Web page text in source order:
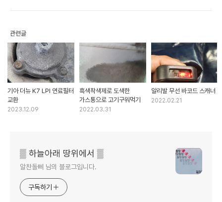
관련글
기아 더뉴 K7 LPI 연료필터
교환
2023.12.09
흑색착색제로 도색한
가스통으로 고기구워먹기
2022.03.31
알리발 무선 바코드 스캐너
2022.02.21
▒ 하늘아래 땅위에서 ▒
알찬돌삐 님의 블로그입니다.
구독하기